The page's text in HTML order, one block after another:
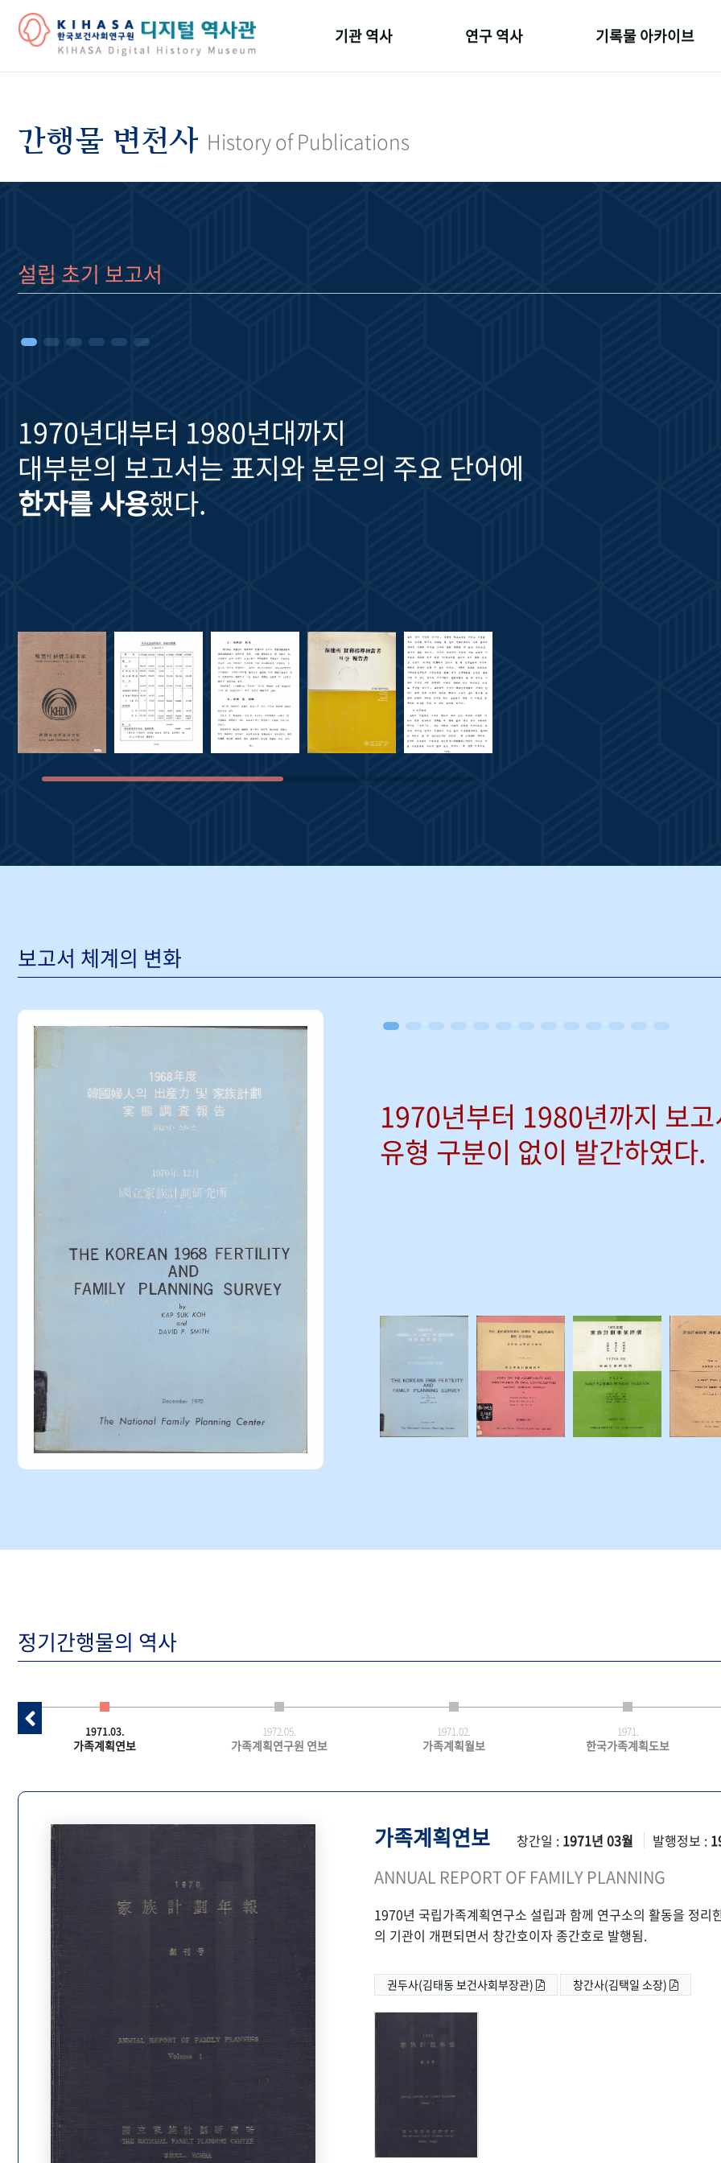
기관 역사
기관 변천사
연구 역사 기록물 아카이브
간행물 변천사 History of Publications
설립 초기 보고서
1970년대부터 1980년대까지
대부분의 보고서는 표지와 본문의 주요 단어에
한자를 사용했다.
보고서 체계의 변화
1970년부터 1980년까지 보
유형 구분이 없이 발간하였다.
정기간행물의 역사
1971.03.
가족계획연보
1972.05.
가족계획연구원 연보
1971.02.
가족계획월보
1971.
한국가족계획도보
가족계획연보 창간일 : 1971년 03월 발행정보 :
ANNUAL REPORT OF FAMILY PLANNING
1970년 국립가족계획연구소 설립과 함께 연구소의 활동을 정
의 기관이 개편되면서 창간호이자 종간호로 발행됨.
권두사(김태동 보건사회부장관) 창간사(김택일 소장)